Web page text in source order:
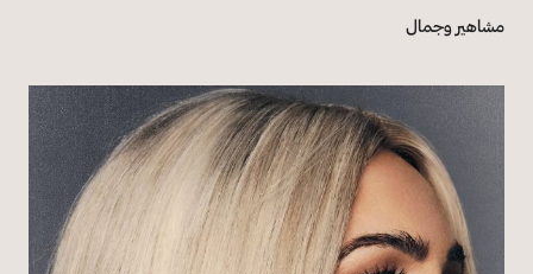
مشاهير وجمال